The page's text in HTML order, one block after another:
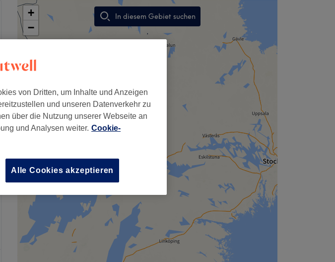
+
−
In diesem Gebiet suchen
,
von Dritten, um Inhalte und Anzeigen
und unseren Datenverkehr zu
über die Nutzung unserer Webseite an
und Analysen weiter. Cookie-
Alle Cookies akzeptieren